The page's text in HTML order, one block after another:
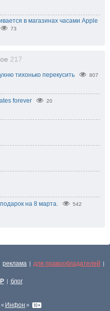
в магазинах часами Apple
73
217
тихонько перекусить 807
forever 20
на 8 марта. 542
реклама | для правообладателей |
| блог
Инфон »